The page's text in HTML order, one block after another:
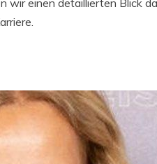
wir einen detaillierten Blick